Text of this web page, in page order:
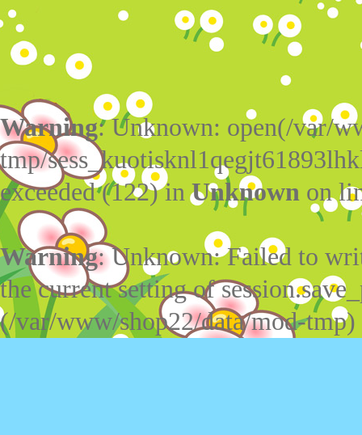
Warning: Unknown: open(/var/
tmp/
exceeded (122) inUnknown on
Warning: Unknown: Failed to
the current setting of
(/var/www/shop22/data/mod-